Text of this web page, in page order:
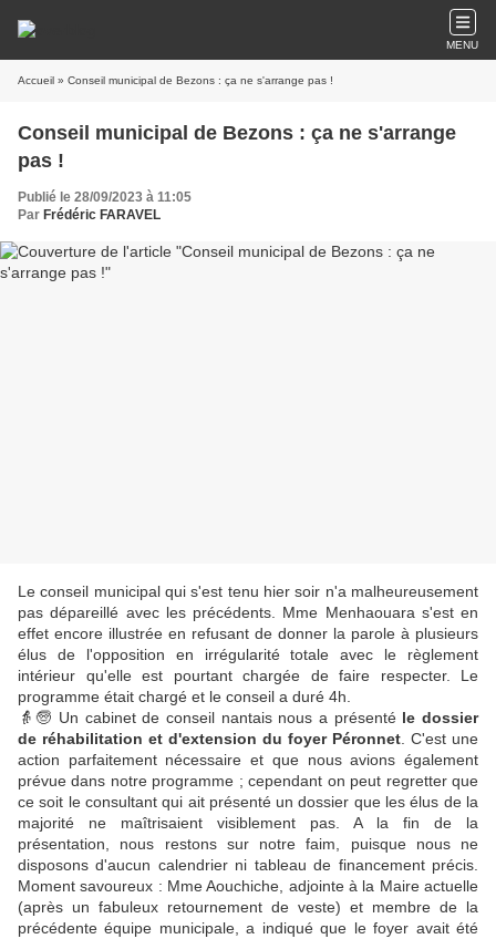
MENU
Accueil » Conseil municipal de Bezons : ça ne s'arrange pas !
Conseil municipal de Bezons : ça ne s'arrange
pas !
Publié le 28/09/2023 à 11:05
Par Frédéric FARAVEL
Le conseil municipal qui s'est tenu hier soir n'a malheureusement
pas dépareillé avec les précédents. Mme Menhaouara s'est en
effet encore illustrée en refusant de donner la parole à plusieurs
élus de l'opposition en irrégularité totale avec le règlement
intérieur qu'elle est pourtant chargée de faire respecter. Le
programme était chargé et le conseil a duré 4h.
👵🧓 Un cabinet de conseil nantais nous a présentéle dossier
de réhabilitation et d'extension du foyer Péronnet . C'est une
action parfaitement nécessaire et que nous avions également
prévue dans notre programme ; cependant on peut regretter que
ce soit le consultant qui ait présenté un dossier que les élus de la
majorité ne maîtrisaient visiblement pas. A la fin de la
présentation, nous restons sur notre faim, puisque nous ne
disposons d'aucun calendrier ni tableau de financement précis.
Moment savoureux : Mme Aouchiche, adjointe à la Maire actuelle
(après un fabuleux retournement de veste) et membre de la
précédente équipe municipale, a indiqué que le foyer avait été